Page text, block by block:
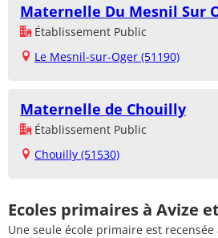
Maternelle Du Mesnil Sur
Établissement Public
Le Mesnil-sur-Oger (51190)
Maternelle de Chouilly
Établissement Public
Chouilly (51530)
Ecoles primaires à Avize
Une seule école primaire est recensée